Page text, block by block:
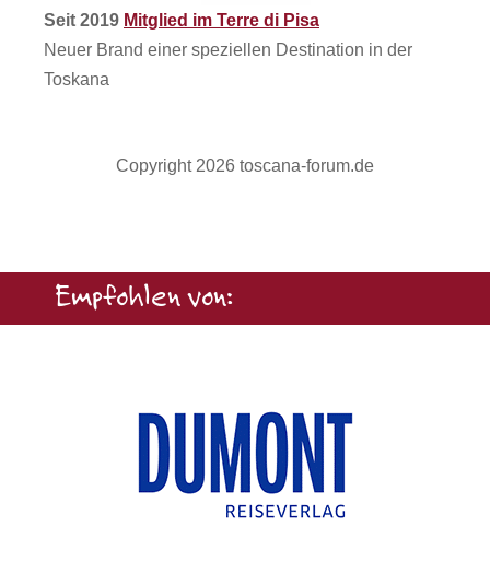
Seit 2019 Mitglied im Terre di Pisa
Neuer Brand einer speziellen Destination in der
Toskana
Copyright 2026 toscana-forum.de
Empfohlen von: